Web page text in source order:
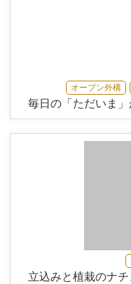
オープン外構
毎日の「ただいま
立込みと植栽のナ